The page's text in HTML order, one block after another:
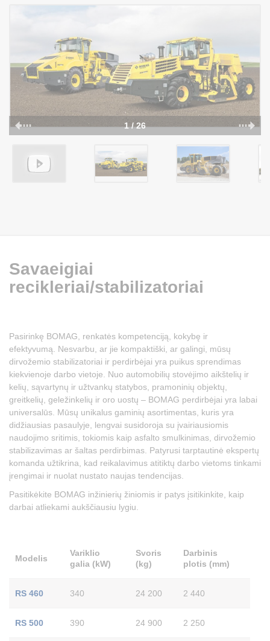
1 / 26
Savaeigiai
recikleriai/stabilizatoriai
Pasirinkę BOMAG, renkatės kompetenciją, kokybę ir
efektyvumą. Nesvarbu, ar jie kompaktiški, ar galingi, mūsų
dirvožemio stabilizatoriai ir perdirbėjai yra puikus sprendimas
kiekvienoje darbo vietoje. Nuo automobilių stovėjimo aikštelių ir
kelių, sąvartynų ir užtvankų statybos, pramoninių objektų,
greitkelių, geležinkelių ir oro uostų – BOMAG perdirbėjai yra labai
universalūs. Mūsų unikalus gaminių asortimentas, kuris yra
didžiausias pasaulyje, lengvai susidoroja su įvairiausiomis
naudojimo sritimis, tokiomis kaip asfalto smulkinimas, dirvožemio
stabilizavimas ar šaltas perdirbimas. Patyrusi tarptautinė ekspertų
komanda užtikrina, kad reikalavimus atitiktų darbo vietoms tinkami
įrengimai ir nuolat nustato naujas tendencijas.
Pasitikėkite BOMAG inžinierių žiniomis ir patys įsitikinkite, kaip
darbai atliekami aukščiausiu lygiu.
Modelis
Variklio
galia (kW)
Svoris
(kg)
Darbinis
plotis (mm)
RS 460 340 24 200 2 440
RS 500 390 24 900 2 250